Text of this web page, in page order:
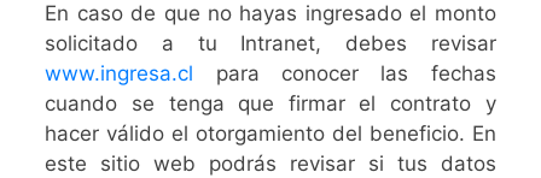
En caso de que no hayas ingresado el monto
solicitado a tu Intranet, debes revisar
www.ingresa.cl para conocer las fechas
cuando se tenga que firmar el contrato y
hacer válido el otorgamiento del beneficio. En
este sitio web podrás revisar si tus datos